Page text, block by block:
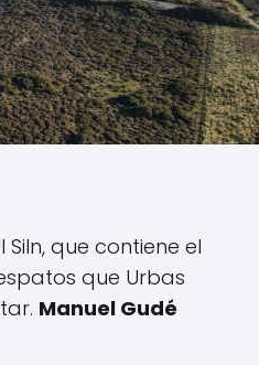
que contiene el
que Urbas
Manuel Gudé